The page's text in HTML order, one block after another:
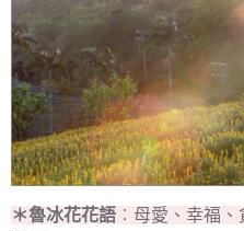
＊魯冰花花語 ︰母愛、幸福